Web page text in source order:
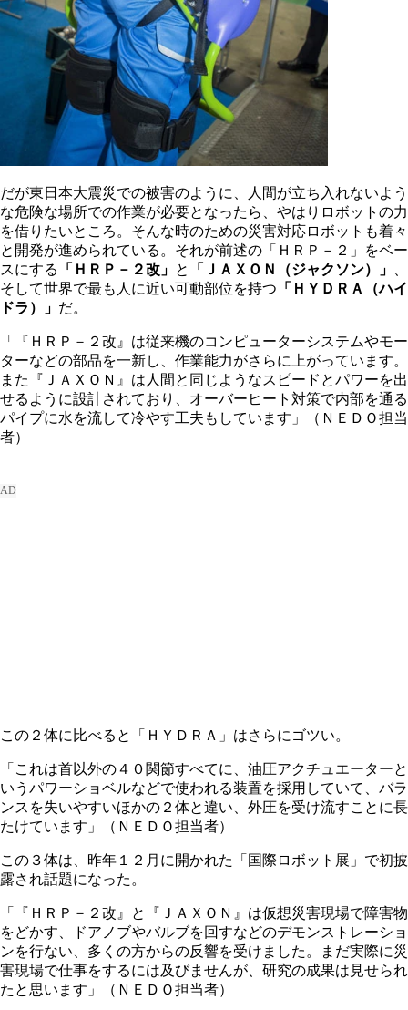
だが東日本大震災での被害のように、人間が立ち入れないよう
な危険な場所での作業が必要となったら、やはりロボットの力
を借りたいところ。そんな時のための災害対応ロボットも着々
と開発が進められている。それが前述の「ＨＲＰ－２」をベー
スにする
「ＨＲＰ－２改」 と 「ＪＡＸＯＮ（ジャクソン）」
そして世界で最も人に近い可動部位を持つ 「ＨＹＤＲＡ（ハイ
ドラ）」 だ。
「『ＨＲＰ－２改』は従来機のコンピューターシステムやモー
ターなどの部品を一新し、作業能力がさらに上がっています。
また『ＪＡＸＯＮ』は人間と同じようなスピードとパワーを出
せるように設計されており、オーバーヒート対策で内部を通る
パイプに水を流して冷やす工夫もしています」（ＮＥＤＯ担当
者）
この２体に比べると「ＨＹＤＲＡ」はさらにゴツい。
「これは首以外の４０関節すべてに、油圧アクチュエーターと
いうパワーショベルなどで使われる装置を採用していて、バラ
ンスを失いやすいほかの２体と違い、外圧を受け流すことに長
たけています」（ＮＥＤＯ担当者）
この３体は、昨年１２月に開かれた「国際ロボット展」で初披
露され話題になった。
「『ＨＲＰ－２改』と『ＪＡＸＯＮ』は仮想災害現場で障害物
をどかす、ドアノブやバルブを回すなどのデモンストレーショ
ンを行ない、多くの方からの反響を受けました。まだ実際に災
害現場で仕事をするには及びませんが、研究の成果は見せられ
たと思います」（ＮＥＤＯ担当者）